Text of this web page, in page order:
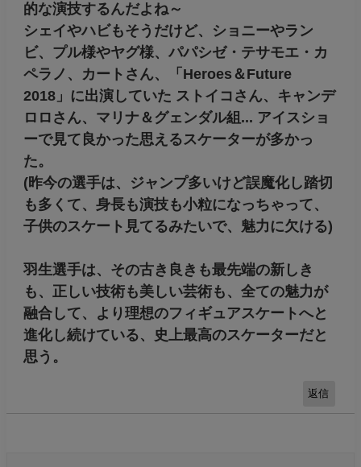
的な演技するんだよね～
シェイやハビもそうだけど、ショニーやラン
ビ、プル様やヤグ様、パパシゼ・テサモエ・カ
ペラノ、カートさん、「Heroes＆Future
2018」に出演していた ストイコさん、キャンデ
ロロさん、マリナ＆グェンダル組... アイスショ
ーで見て良かった思えるスケーターが多かっ
た。
(昨今の選手は、ジャンプ多いけど誤魔化し踏切
も多くて、身長も演技も小粒になっちゃって、
子供のスケート見てるみたいで、魅力に欠ける)
羽生選手は、その古き良きも最先端の新しき
も、正しい技術も美しい芸術も、全ての魅力が
融合して、より理想のフィギュアスケートへと
進化し続けている、史上最高のスケーターだと
思う。
返信